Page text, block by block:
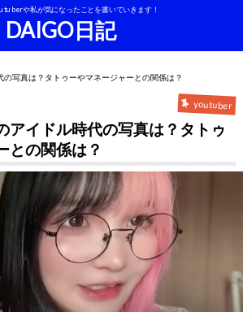
や私が気になったことを書いていきます！
DAIGO日記
写真は？タトゥーやマネージャーとの関係は？
youtuber
アイドル時代の写真は？タトゥ
との関係は？